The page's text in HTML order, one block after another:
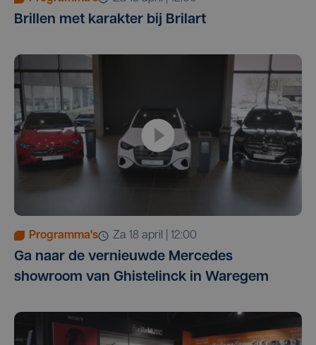
Brillen met karakter bij Brilart
Programma's za 18 april | 12:00
Ga naar de vernieuwde Mercedes
showroom van Ghistelinck in Waregem